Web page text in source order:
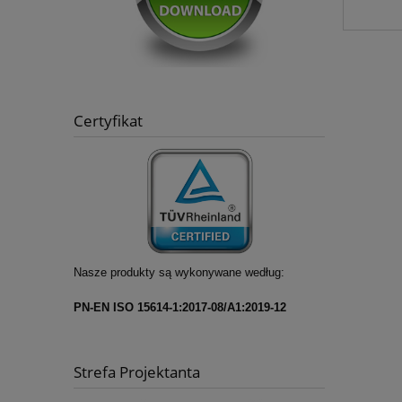
Certyfikat
Nasze produkty są wykonywane według:
PN-EN ISO 15614-1:2017-08/A1:2019-12
Strefa Projektanta